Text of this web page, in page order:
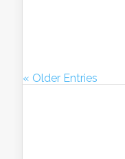
« Older Entries